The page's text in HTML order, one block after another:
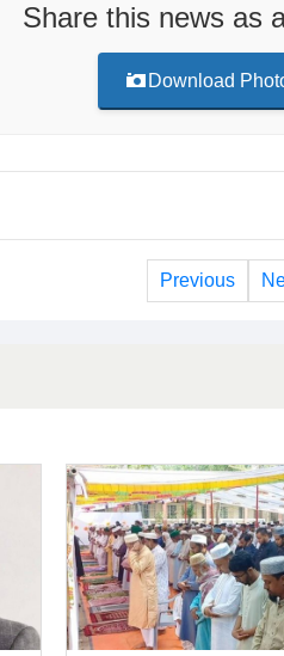
Share this news as
Download
Previous